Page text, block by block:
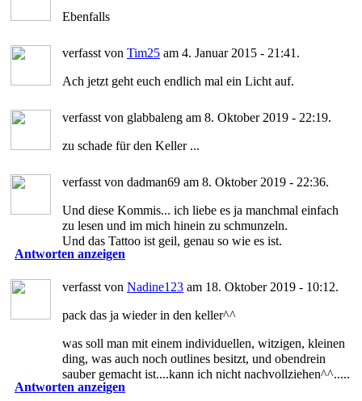
Ebenfalls
verfasst von Tim25 am 4. Januar 2015 - 21:41.
Ach jetzt geht euch endlich mal ein Licht auf.
verfasst von glabbaleng am 8. Oktober 2019 - 22:19.
zu schade für den Keller ...
verfasst von dadman69 am 8. Oktober 2019 - 22:36.
Und diese Kommis... ich liebe es ja manchmal einfach
zu lesen und im mich hinein zu schmunzeln.
Und das Tattoo ist geil, genau so wie es ist.
Antworten anzeigen
verfasst von Nadine123 am 18. Oktober 2019 - 10:12.
pack das ja wieder in den keller^^
was soll man mit einem individuellen, witzigen, kleinen
ding, was auch noch outlines besitzt, und obendrein
sauber gemacht ist....kann ich nicht nachvollziehen^^.....
Antworten anzeigen